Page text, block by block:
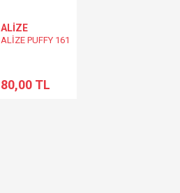
ALİZE
ALİZE PUFFY 161
80,00 TL